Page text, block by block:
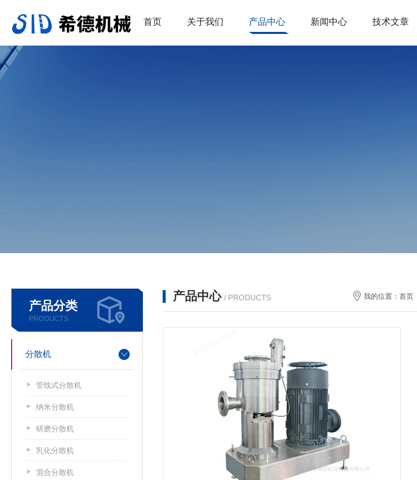
首页 关于我们 产品中心 新闻中心 技术文章
产品分类
PRODUCTS
分散机
管线式分散机
纳米分散机
研磨分散机
乳化分散机
混合分散机
产品中心 / PRODUCTS 我的位置： 首页